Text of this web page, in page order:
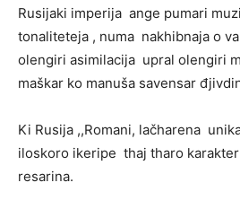
Rusijaki imperija ange pumari
tonaliteteja , numa nakhibnaja o
olengiri asimilacija upral olengiri
maškar ko manuša savensar
Ki Rusija ,,Romani, lačharena
iloskoro ikeripe thaj tharo
resarina.